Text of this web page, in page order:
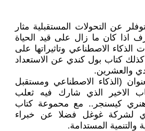
عن التحولات المستقبلية مثار
اذا كان ما زال على قيد الحياة
الذكاء الاصطناعي وتاثيراتها على
كذلك كتاب بول كندي عن الاستعداد
والعشرين.
(الذكاء الاصطناعي ومستقبل
الاخير الذي شارك فيه ثعلب
هنري كيسنجر.. مع محموعة كتاب
لشركة غوغل فضلا عن خبراء
والتنمية المستدامة.